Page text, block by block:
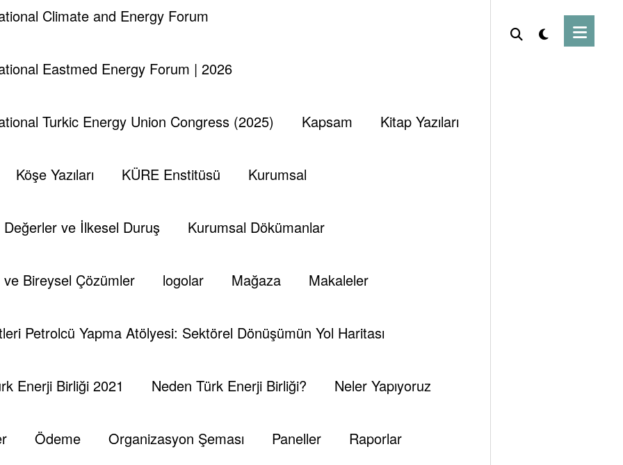
Climate and Energy Forum
Eastmed Energy Forum | 2026
Turkic Energy Union Congress (2025) Kapsam Kitap Yazıları
Köşe Yazıları KÜRE Enstitüsü Kurumsal
ve İlkesel Duruş Kurumsal Dökümanlar
Bireysel Çözümler logolar Mağaza Makaleler
Petrolcü Yapma Atölyesi: Sektörel Dönüşümün Yol Haritası
Enerji Birliği 2021 Neden Türk Enerji Birliği? Neler Yapıyoruz
Ödeme Organizasyon Şeması Paneller Raporlar